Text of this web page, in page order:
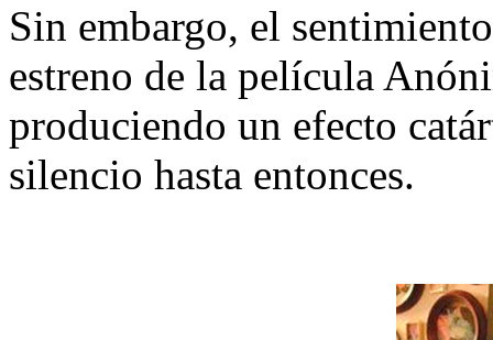
Sin embargo, el
estreno de la película
produciendo un efecto
silencio hasta entonces.